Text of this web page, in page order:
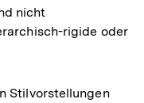
nicht
rigide oder
Stilvorstellungen